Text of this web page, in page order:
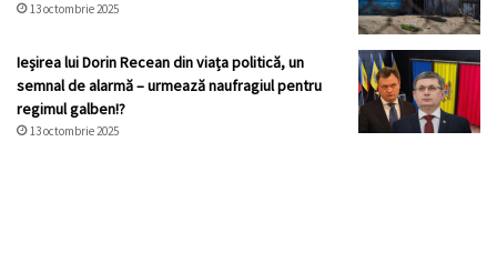
13 octombrie 2025
Ieșirea lui Dorin Recean din viața politică, un
semnal de alarmă – urmează naufragiul pentru
regimul galben!?
13 octombrie 2025